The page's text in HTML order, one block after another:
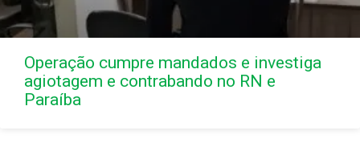
Operação cumpre mandados e investiga
agiotagem e contrabando no RN e
Paraíba